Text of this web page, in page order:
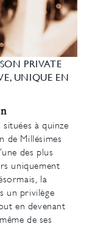
PRIVATE
UNIQUE EN
à quinze
de Millésimes
des plus
uniquement
la
un privilège
en devenant
de ses